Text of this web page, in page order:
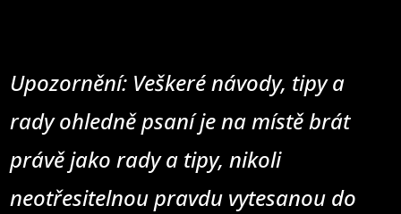
Upozornění: Veškeré návody, tipy a
rady ohledně psaní je na místě brát
právě jako rady a tipy, nikoli
neotřesitelnou pravdu vytesanou do